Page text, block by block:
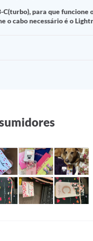
para que funcione
cabo necessário é o